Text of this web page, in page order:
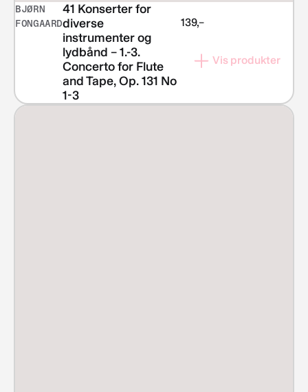
BJØRN
FONGAARD
41 Konserter for
diverse
instrumenter og
lydbånd – 1.-3.
Concerto for Flute
and Tape, Op. 131 No
1-3
139,–
Vis produkter